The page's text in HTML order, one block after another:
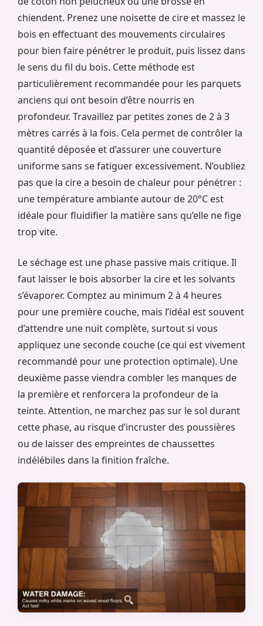
chiendent. Prenez une noisette de cire et massez le
bois en effectuant des mouvements circulaires
pour bien faire pénétrer le produit, puis lissez dans
le sens du fil du bois. Cette méthode est
particulièrement recommandée pour les parquets
anciens qui ont besoin d’être nourris en
profondeur. Travaillez par petites zones de 2 à 3
mètres carrés à la fois. Cela permet de contrôler la
quantité déposée et d’assurer une couverture
uniforme sans se fatiguer excessivement. N’oubliez
pas que la cire a besoin de chaleur pour pénétrer :
une température ambiante autour de 20°C est
idéale pour fluidifier la matière sans qu’elle ne fige
trop vite.
Le séchage est une phase passive mais critique. Il
faut laisser le bois absorber la cire et les solvants
s’évaporer. Comptez au minimum 2 à 4 heures
pour une première couche, mais l’idéal est souvent
d’attendre une nuit complète, surtout si vous
appliquez une seconde couche (ce qui est vivement
recommandé pour une protection optimale). Une
deuxième passe viendra combler les manques de
la première et renforcera la profondeur de la
teinte. Attention, ne marchez pas sur le sol durant
cette phase, au risque d’incruster des poussières
ou de laisser des empreintes de chaussettes
indélébiles dans la finition fraîche.